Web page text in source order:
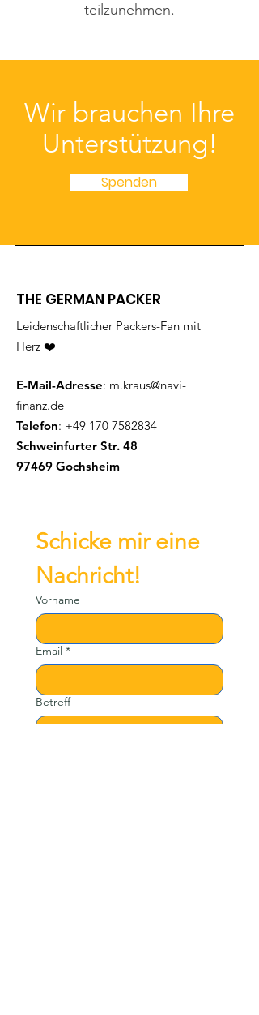
teilzunehmen.
Wir brauchen Ihre
Unterstützung!
Spenden
THE GERMAN PACKER
Leidenschaftlicher Packers-Fan mit
Herz ❤️
E-Mail-Adresse: m.kraus@navi-
finanz.de
Telefon: +49 170 7582834
Schweinfurter Str. 48
97469 Gochsheim
Schicke mir eine
Nachricht!
Vorname
Email *
Betreff